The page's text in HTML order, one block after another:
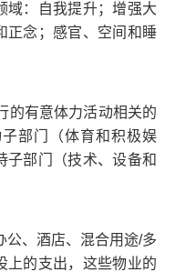
域：自我提升；增强大
正念；感官、空间和睡
的有意体力活动相关的
部门（体育和积极娱
子部门（技术、设备和
公、酒店、混合用途/多
上的支出，这些物业的